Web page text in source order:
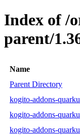
Index of /
parent/
Name
Parent Directory
kogito-addons-
kogito-addons-
kogito-addons-